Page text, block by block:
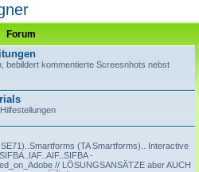
Forum
bebildert kommentierte Screesnhots nebst
(TA Smartforms).. Interactive
-
// LÖSUNGSANSÄTZE aber AUCH